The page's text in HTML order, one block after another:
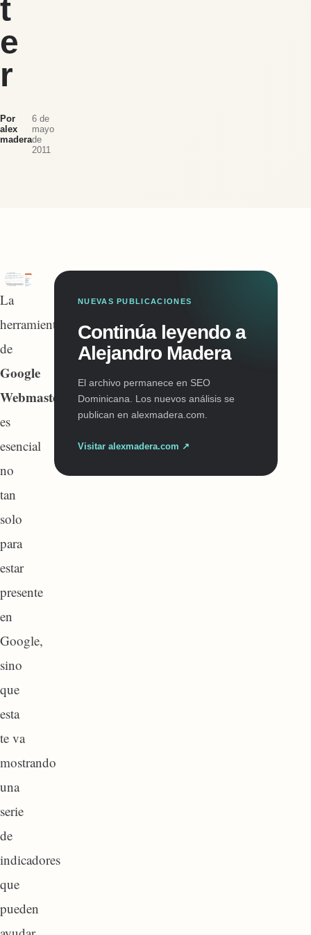
t
e
r
Por
alex
madera
6 de
mayo
de
2011
La
herramienta
de
Google
Webmaster
es
esencial
no
tan
solo
para
estar
presente
en
Google,
sino
que
esta
te va
mostrando
una
serie
de
indicadores
que
pueden
NUEVAS PUBLICACIONES
Continúa leyendo a
Alejandro Madera
El archivo permanece en SEO
Dominicana. Los nuevos análisis se
publican en alexmadera.com.
Visitar alexmadera.com ↗